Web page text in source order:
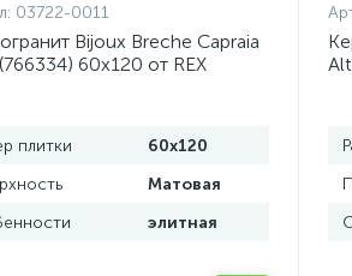
03722-0011
Bijoux Breche Capraia
60x120 от REX
плитки
60x120
Матовая
элитная